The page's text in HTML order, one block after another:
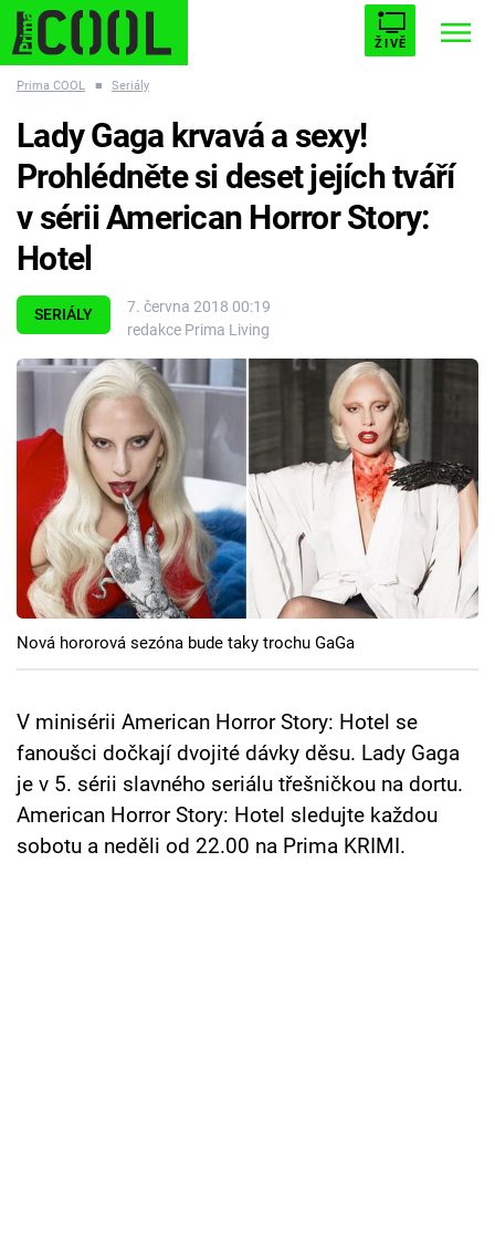
ŽIVĚ
ESCAPE PLNEJ KOTEL AVENGERS 5
Témata
Filmy
Seriály
Hry
Cool Esport
Pořady
TV Program
Přihlášení
Prima COOL ■ Seriály
SERIÁLY
7. června 2018 00:19
redakce Prima Living
Lady Gaga krvavá a sexy!
Prohlédněte si deset jejích tváří
v sérii American Horror Story:
Hotel
Nová hororová sezóna bude taky trochu GaGa
V minisérii American Horror Story: Hotel se
fanoušci dočkají dvojité dávky děsu. Lady Gaga
je v 5. sérii slavného seriálu třešničkou na dortu.
American Horror Story: Hotel sledujte každou
sobotu a neděli od 22.00 na Prima KRIMI.